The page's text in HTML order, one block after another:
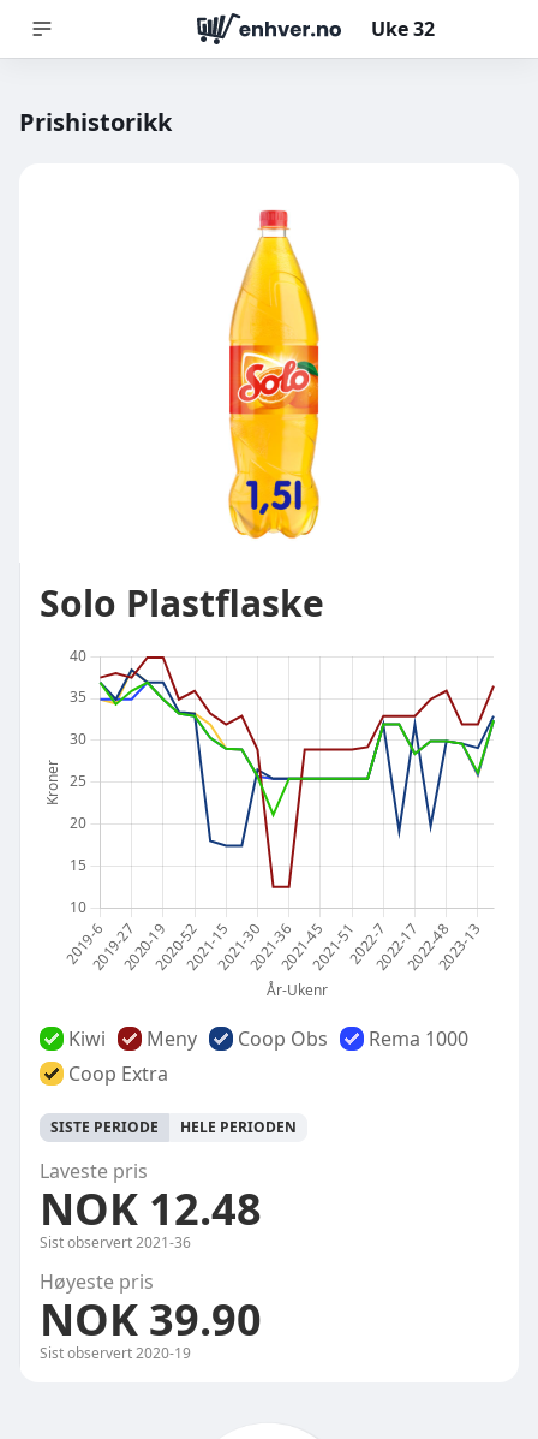
Uke32
Prishistorikk
Solo Plastflaske
Kiwi Meny Coop Obs
Rema 1000
Coop Extra
SISTE PERIODE HELE PERIODEN
Laveste pris
NOK 12.48
Sist observert2021-36
Høyeste pris
NOK 39.90
Sist observert2020-19